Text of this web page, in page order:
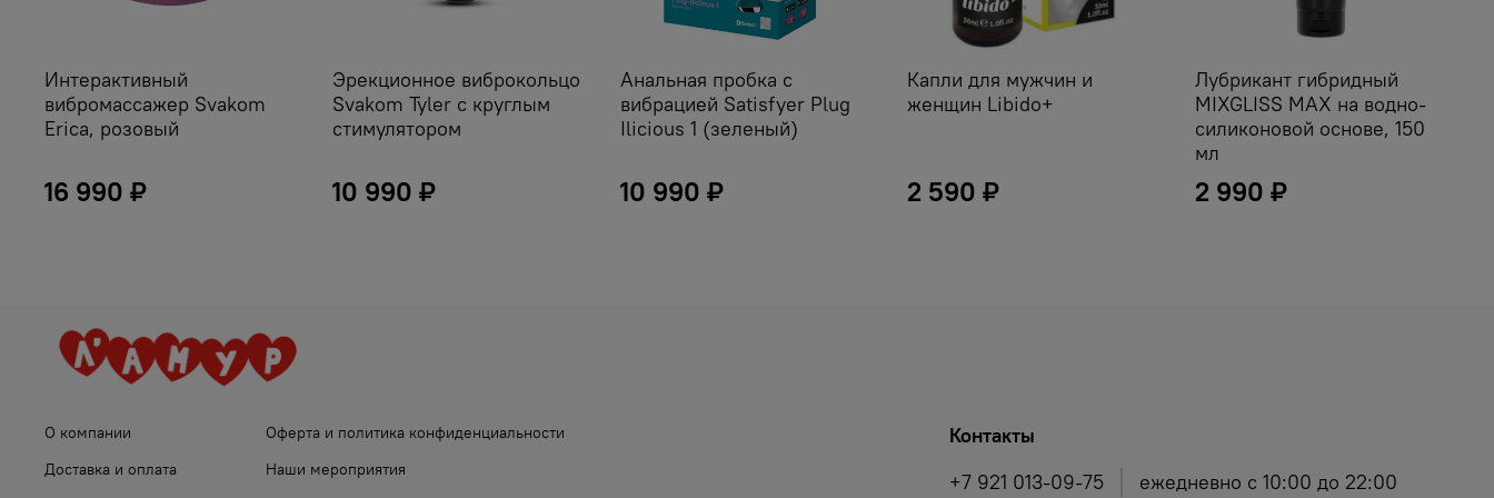
Интерактивный
вибромассажер Svakom
Erica, розовый
16 990 ₽
Эрекционное виброкольцо
Svakom Tyler с круглым
стимулятором
10 990 ₽
Анальная пробка с
вибрацией Satisfyer Plug
Ilicious 1 (зеленый)
10 990 ₽
Капли для мужчин и
женщин Libido+
2 590 ₽
Лубрикант гибридный
MIXGLISS MAX на водно-
силиконовой основе, 150
мл
2 990 ₽
О компании
Доставка и оплата
Оферта и политика конфиденциальности
Наши мероприятия
Контакты
+7 921 013-09-75
ежедневно с 10:00 до 22:00